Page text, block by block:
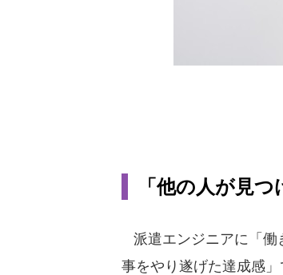
「他の人が見
派遣エンジニアに「働
事をやり遂げた達成感